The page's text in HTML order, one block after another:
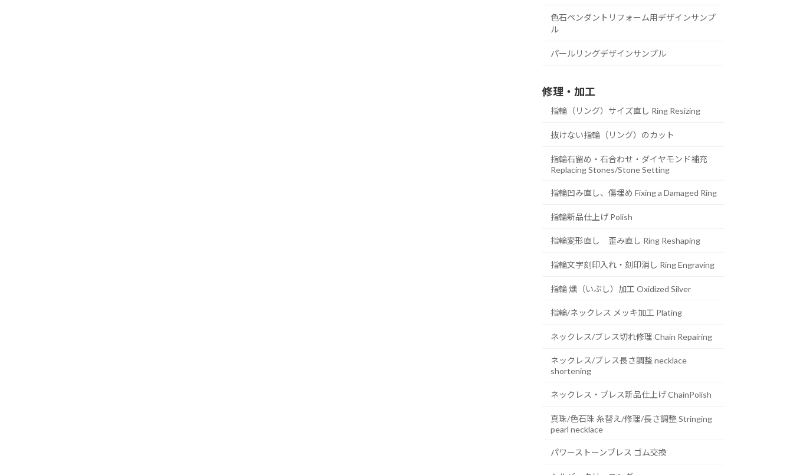
色石ペンダントリフォーム用デザインサンプ
ル
パールリングデザインサンプル
修理・加工
指輪（リング）サイズ直し Ring Resizing
抜けない指輪（リング）のカット
指輪石留め・石合わせ・ダイヤモンド補充
Replacing Stones/Stone Setting
指輪凹み直し、傷埋め Fixing a Damaged Ring
指輪新品仕上げ Polish
指輪変形直し 歪み直し Ring Reshaping
指輪文字刻印入れ・刻印消し Ring Engraving
指輪 燻（いぶし）加工 Oxidized Silver
指輪/ネックレス メッキ加工 Plating
ネックレス/ブレス切れ修理 Chain Repairing
ネックレス/ブレス長さ調整 necklace
shortening
ネックレス・ブレス新品仕上げ ChainPolish
真珠/色石珠 糸替え/修理/長さ調整 Stringing
pearl necklace
パワーストーンブレス ゴム交換